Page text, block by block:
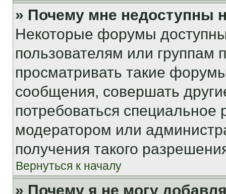
» Почему мне недоступны
Некоторые форумы
пользователям или группам
просматривать такие
сообщения, совершать
потребоваться
модератором или
получения такого
Вернуться к началу
» Почему я не могу